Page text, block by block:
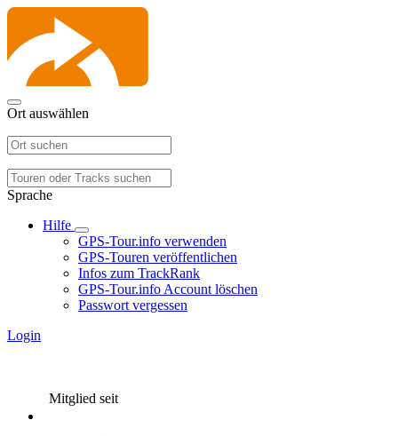
Ort auswählen
Sprache
Hilfe
GPS-Tour.info verwenden
GPS-Touren veröffentlichen
Infos zum TrackRank
GPS-Tour.info Account löschen
Passwort vergessen
Login
Mitglied seit